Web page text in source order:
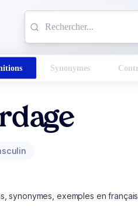
Synonymes
synonymes, exemples en français